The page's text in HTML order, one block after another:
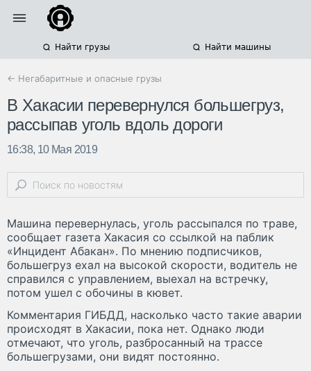
Найти грузы Найти машины
← Негабаритные и опасные грузы
В Хакасии перевернулся большегруз,
рассыпав уголь вдоль дороги
16:38, 10 Мая 2019
Машина перевернулась, уголь рассыпался по траве,
сообщает газета Хакасия со ссылкой на паблик
«Инцидент Абакан». По мнению подписчиков,
большегруз ехал на высокой скорости, водитель не
справился с управлением, выехал на встречку,
потом ушел с обочины в кювет.
Комментария ГИБДД, насколько часто такие аварии
происходят в Хакасии, пока нет. Однако люди
отмечают, что уголь, разбросанный на трассе
большегрузами, они видят постоянно.